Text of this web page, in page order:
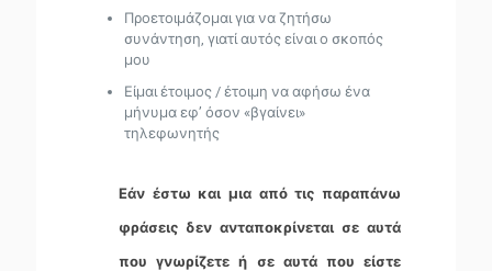
Προετοιμάζομαι για να ζητήσω
συνάντηση, γιατί αυτός είναι ο σκοπός
μου
Είμαι έτοιμος / έτοιμη να αφήσω ένα
μήνυμα εφ’ όσον «βγαίνει»
τηλεφωνητής
Εάν έστω και μια από τις παραπάνω
φράσεις δεν ανταποκρίνεται σε αυτά
που γνωρίζετε ή σε αυτά που είστε